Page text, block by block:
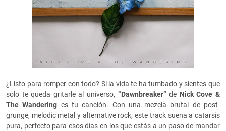
¿Listo para romper con todo? Si la vida te ha tumbado y sientes que
solo te queda gritarle al universo, “Dawnbreaker” de Nick Cove &
The Wandering es tu canción. Con una mezcla brutal de post-
grunge, melodic metal y alternative rock, este track suena a catarsis
pura, perfecto para esos días en los que estás a un paso de mandar